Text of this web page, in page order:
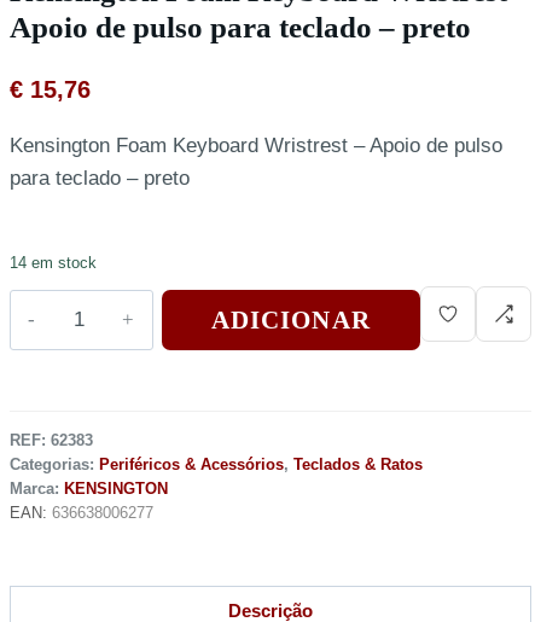
Apoio de pulso para teclado – preto
€ 15,76
Kensington Foam Keyboard Wristrest – Apoio de pulso
para teclado – preto
14 em stock
ADICIONAR
REF: 62383
Categorias: Periféricos & Acessórios, Teclados & Ratos
Marca: KENSINGTON
EAN: 636638006277
Descrição